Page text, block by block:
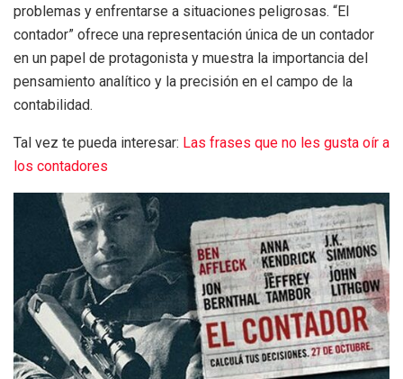
problemas y enfrentarse a situaciones peligrosas. “El
contador” ofrece una representación única de un contador
en un papel de protagonista y muestra la importancia del
pensamiento analítico y la precisión en el campo de la
contabilidad.
Tal vez te pueda interesar: Las frases que no les gusta oír a
los contadores